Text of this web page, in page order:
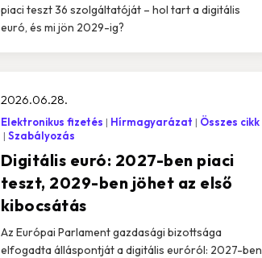
piaci teszt 36 szolgáltatóját – hol tart a digitális
euró, és mi jön 2029-ig?
Digitális euró: 2027-ben piaci
teszt, 2029-ben jöhet az első
kibocsátás
2026.06.28.
Elektronikus fizetés Hírmagyarázat
Összes cikk
Szabályozás
Az Európai Parlament gazdasági bizottsága
elfogadta álláspontját a digitális euróról: 2027-ben